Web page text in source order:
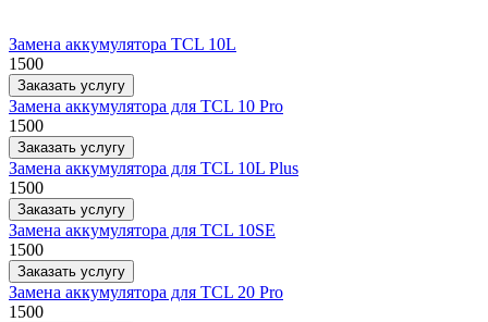
Замена аккумулятора TCL 10L
1500
Заказать услугу
Замена аккумулятора для TCL 10 Pro
1500
Заказать услугу
Замена аккумулятора для TCL 10L Plus
1500
Заказать услугу
Замена аккумулятора для TCL 10SE
1500
Заказать услугу
Замена аккумулятора для TCL 20 Pro
1500